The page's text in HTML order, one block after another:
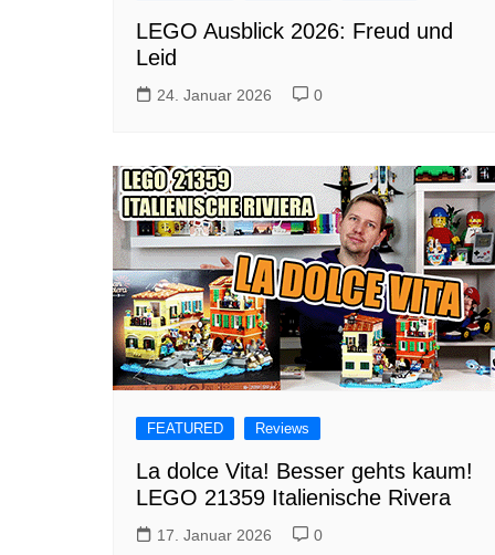
LEGO Ausblick 2026: Freud und
Leid
24. Januar 2026 0
FEATURED Reviews
La dolce Vita! Besser gehts kaum!
LEGO 21359 Italienische Rivera
17. Januar 2026 0